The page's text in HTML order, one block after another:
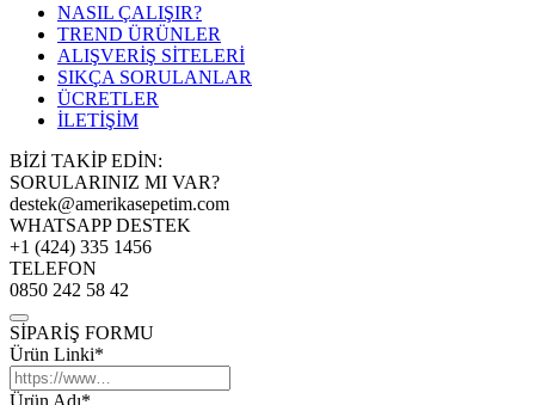
NASIL ÇALIŞIR?
TREND ÜRÜNLER
ALIŞVERİŞ SİTELERİ
SIKÇA SORULANLAR
ÜCRETLER
İLETİŞİM
BİZİ TAKİP EDİN:
SORULARINIZ MI VAR?
destek@amerikasepetim.com
WHATSAPP DESTEK
+1 (424) 335 1456
TELEFON
0850 242 58 42
SİPARİŞ FORMU
Ürün Linki*
Ürün Adı*